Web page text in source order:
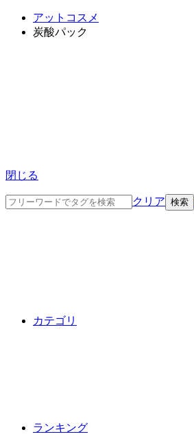
アットコスメ
炭酸パック
閉じる
クリア
カテゴリ
ランキング